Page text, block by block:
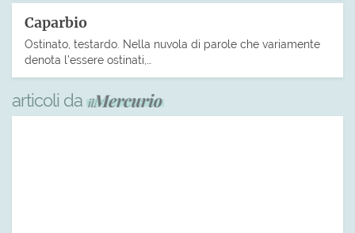
Caparbio
Ostinato, testardo. Nella nuvola di parole che variamente
denota l’essere ostinati,…
articoli da